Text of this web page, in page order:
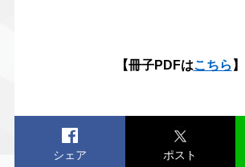
【冊子PDFはこちら 】
シェア ポスト